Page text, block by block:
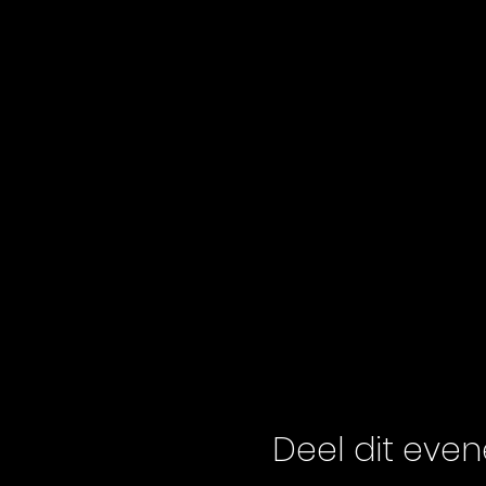
Deel dit